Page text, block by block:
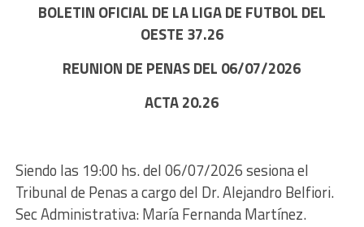
BOLETIN OFICIAL DE LA LIGA DE FUTBOL DEL
OESTE 37.26
REUNION DE PENAS DEL 06/07/2026
ACTA 20.26
Siendo las 19:00 hs. del 06/07/2026 sesiona el
Tribunal de Penas a cargo del Dr. Alejandro Belfiori.
Sec Administrativa: María Fernanda Martínez.